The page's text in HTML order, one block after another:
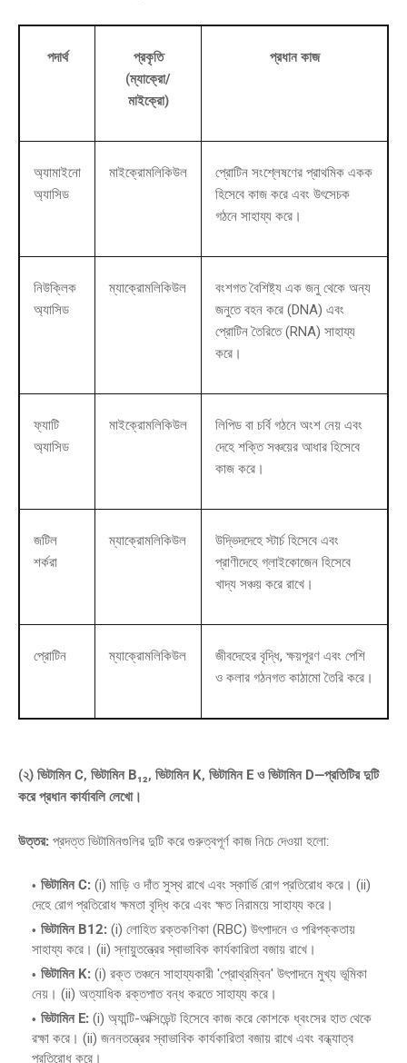
পদার্থ
প্রকৃতি
(ম্যাক্রো/
মাইক্রো)
প্রধান কাজ
অ্যামাইনো
অ্যাসিড
মাইক্রোমলিকিউল
প্রোটিন সংশ্লেষণের প্রাথমিক একক
হিসেবে কাজ করে এবং উৎসেচক
গঠনে সাহায্য করে।
নিউক্লিক
অ্যাসিড
ম্যাক্রোমলিকিউল
বংশগত বৈশিষ্ট্য এক জনু থেকে অন্য
জনুতে বহন করে (DNA) এবং
প্রোটিন তৈরিতে (RNA) সাহায্য
করে।
ফ্যাটি
অ্যাসিড
মাইক্রোমলিকিউল
লিপিড বা চর্বি গঠনে অংশ নেয় এবং
দেহে শক্তি সঞ্চয়ের আধার হিসেবে
কাজ করে।
জটিল
শর্করা
ম্যাক্রোমলিকিউল
উদ্ভিদদেহে স্টার্চ হিসেবে এবং
প্রাণীদেহে গ্লাইকোজেন হিসেবে
খাদ্য সঞ্চয় করে রাখে।
প্রোটিন ম্যাক্রোমলিকিউল
জীবদেহের বৃদ্ধি, ক্ষয়পূরণ এবং পেশি
ও কলার গঠনগত কাঠামো তৈরি করে।
(২) ভিটামিন C, ভিটামিন B₁₂, ভিটামিন K, ভিটামিন E ও ভিটামিন D—প্রতিটির দুটি
করে প্রধান কার্যাবলি লেখো।
উত্তর: প্রদত্ত ভিটামিনগুলির দুটি করে গুরুত্বপূর্ণ কাজ নিচে দেওয়া হলো:
ভিটামিন C: (i) মাড়ি ও দাঁত সুস্থ রাখে এবং স্কার্ভি রোগ প্রতিরোধ করে। (ii)
দেহে রোগ প্রতিরোধ ক্ষমতা বৃদ্ধি করে এবং ক্ষত নিরাময়ে সাহায্য করে।
ভিটামিন B12: (i) লোহিত রক্তকণিকা (RBC) উৎপাদনে ও পরিপক্কতায়
সাহায্য করে। (ii) স্নায়ুতন্ত্রের স্বাভাবিক কার্যকারিতা বজায় রাখে।
ভিটামিন K: (i) রক্ত তঞ্চনে সাহায্যকারী 'প্রোথ্রম্বিন' উৎপাদনে মুখ্য ভূমিকা
নেয়। (ii) অত্যাধিক রক্তপাত বন্ধ করতে সাহায্য করে।
ভিটামিন E: (i) অ্যান্টি-অক্সিডেন্ট হিসেবে কাজ করে কোশকে ধ্বংসের হাত থেকে
রক্ষা করে। (ii) জননতন্ত্রের স্বাভাবিক কার্যকারিতা বজায় রাখে এবং বন্ধ্যাত্ব
প্রতিরোধ করে।